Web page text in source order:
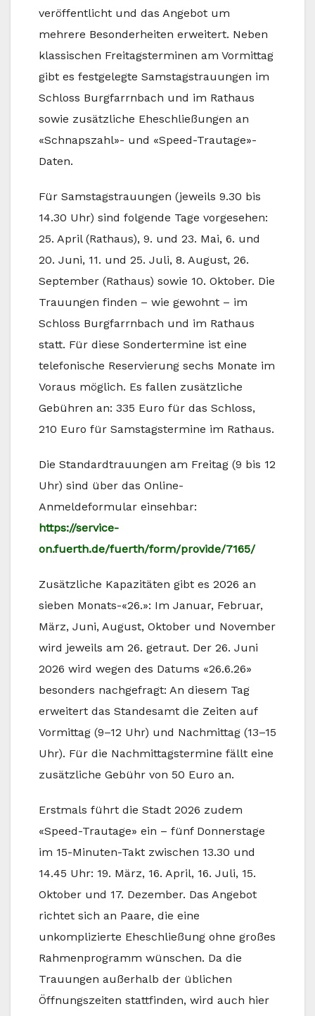
veröffentlicht und das Angebot um
mehrere Besonderheiten erweitert. Neben
klassischen Freitagsterminen am Vormittag
gibt es festgelegte Samstagstrauungen im
Schloss Burgfarrnbach und im Rathaus
sowie zusätzliche Eheschließungen an
«Schnapszahl»- und «Speed-Trautage»-
Daten.
Für Samstagstrauungen (jeweils 9.30 bis
14.30 Uhr) sind folgende Tage vorgesehen:
25. April (Rathaus), 9. und 23. Mai, 6. und
20. Juni, 11. und 25. Juli, 8. August, 26.
September (Rathaus) sowie 10. Oktober. Die
Trauungen finden – wie gewohnt – im
Schloss Burgfarrnbach und im Rathaus
statt. Für diese Sondertermine ist eine
telefonische Reservierung sechs Monate im
Voraus möglich. Es fallen zusätzliche
Gebühren an: 335 Euro für das Schloss,
210 Euro für Samstagstermine im Rathaus.
Die Standardtrauungen am Freitag (9 bis 12
Uhr) sind über das Online-
Anmeldeformular einsehbar:
https://service-
on.fuerth.de/fuerth/form/provide/7165/
Zusätzliche Kapazitäten gibt es 2026 an
sieben Monats-«26.»: Im Januar, Februar,
März, Juni, August, Oktober und November
wird jeweils am 26. getraut. Der 26. Juni
2026 wird wegen des Datums «26.6.26»
besonders nachgefragt: An diesem Tag
erweitert das Standesamt die Zeiten auf
Vormittag (9–12 Uhr) und Nachmittag (13–15
Uhr). Für die Nachmittagstermine fällt eine
zusätzliche Gebühr von 50 Euro an.
Erstmals führt die Stadt 2026 zudem
«Speed-Trautage» ein – fünf Donnerstage
im 15-Minuten-Takt zwischen 13.30 und
14.45 Uhr: 19. März, 16. April, 16. Juli, 15.
Oktober und 17. Dezember. Das Angebot
richtet sich an Paare, die eine
unkomplizierte Eheschließung ohne großes
Rahmenprogramm wünschen. Da die
Trauungen außerhalb der üblichen
Öffnungszeiten stattfinden, wird auch hier